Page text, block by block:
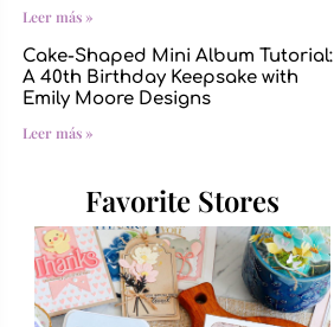
Leer más »
Cake-Shaped Mini Album Tutorial:
A 40th Birthday Keepsake with
Emily Moore Designs
Leer más »
Favorite Stores